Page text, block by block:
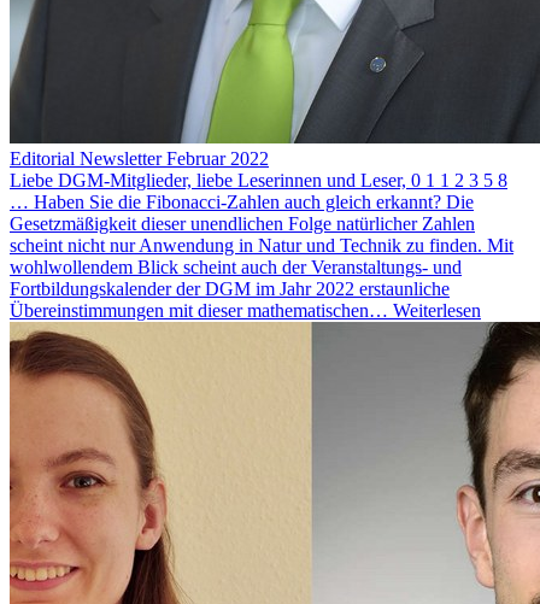
Editorial Newsletter Februar 2022
Liebe DGM-Mitglieder, liebe Leserinnen und Leser, 0 1 1 2 3 5 8
… Haben Sie die Fibonacci-Zahlen auch gleich erkannt? Die
Gesetzmäßigkeit dieser unendlichen Folge natürlicher Zahlen
scheint nicht nur Anwendung in Natur und Technik zu finden. Mit
wohlwollendem Blick scheint auch der Veranstaltungs- und
Fortbildungskalender der DGM im Jahr 2022 erstaunliche
Übereinstimmungen mit dieser mathematischen… Weiterlesen